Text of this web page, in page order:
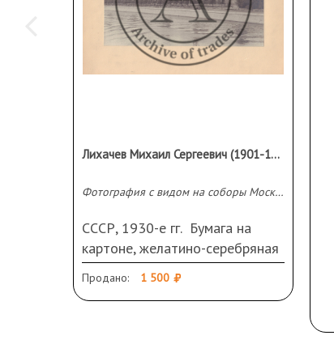
Лихачев Михаил Сергеевич (1901-1987)
Фотография с видом на соборы Московского Кремля со стороны Москва-реки
СССР, 1930-е гг. Бумага на
картоне, желатино-серебряная
печать.27,6 Х 35 см.
Происходит из семьи
Продано: 1 500